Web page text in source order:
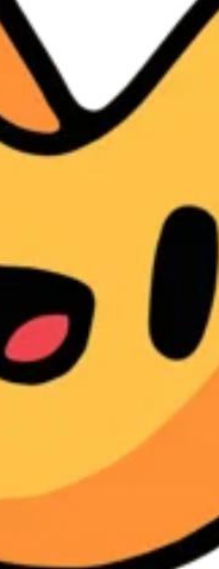
в Кыргызской
лайков Заработать
Как